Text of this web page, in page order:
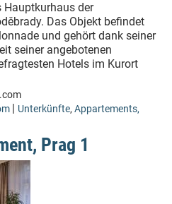
Hauptkurhaus der
Das Objekt befindet
und gehört dank seiner
seiner angebotenen
Hotels im Kurort
| Unterkünfte, Appartements,
Prag 1